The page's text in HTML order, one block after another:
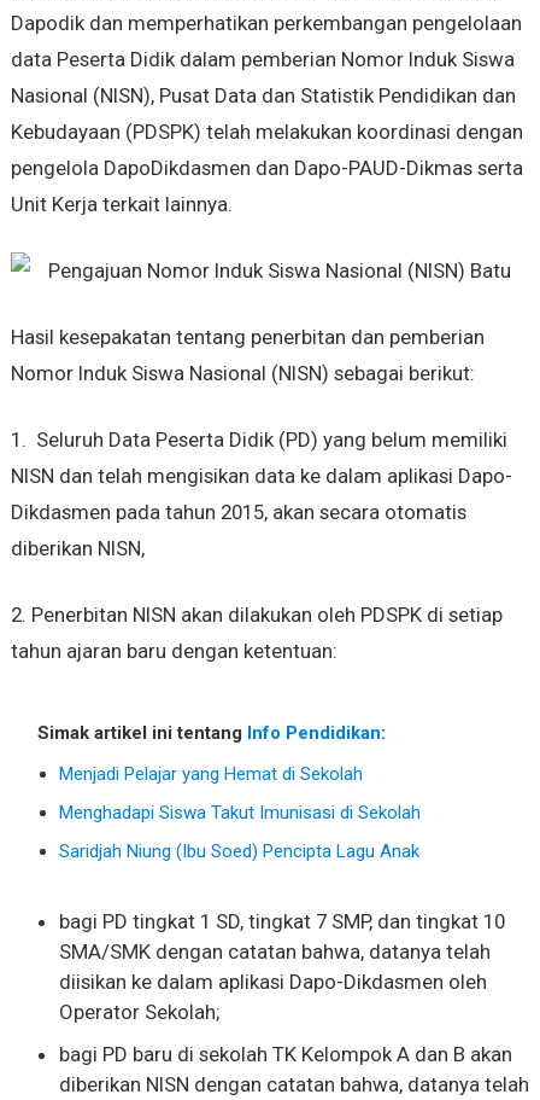
Dapodik dan memperhatikan perkembangan pengelolaan
data Peserta Didik dalam pemberian Nomor Induk Siswa
Nasional (NISN), Pusat Data dan Statistik Pendidikan dan
Kebudayaan (PDSPK) telah melakukan koordinasi dengan
pengelola DapoDikdasmen dan Dapo-PAUD-Dikmas serta
Unit Kerja terkait lainnya.
Hasil kesepakatan tentang penerbitan dan pemberian
Nomor Induk Siswa Nasional (NISN) sebagai berikut:
1. Seluruh Data Peserta Didik (PD) yang belum memiliki
NISN dan telah mengisikan data ke dalam aplikasi Dapo-
Dikdasmen pada tahun 2015, akan secara otomatis
diberikan NISN,
2. Penerbitan NISN akan dilakukan oleh PDSPK di setiap
tahun ajaran baru dengan ketentuan:
Simak artikel ini tentang Info Pendidikan:
Menjadi Pelajar yang Hemat di Sekolah
Menghadapi Siswa Takut Imunisasi di Sekolah
Saridjah Niung (Ibu Soed) Pencipta Lagu Anak
bagi PD tingkat 1 SD, tingkat 7 SMP, dan tingkat 10
SMA/SMK dengan catatan bahwa, datanya telah
diisikan ke dalam aplikasi Dapo-Dikdasmen oleh
Operator Sekolah;
bagi PD baru di sekolah TK Kelompok A dan B akan
diberikan NISN dengan catatan bahwa, datanya telah